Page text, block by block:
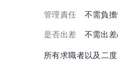
管理責任 不需負
是否出差 不需出
所有求職者以及二